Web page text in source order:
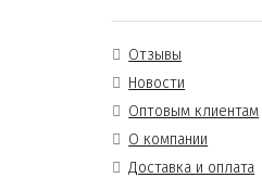
Отзывы
Новости
Оптовым клиентам
О компании
Доставка и оплата